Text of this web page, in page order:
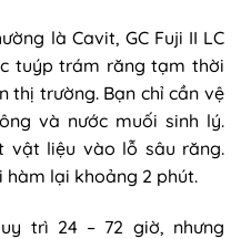
là Cavit, GC Fuji II LC
tuýp trám răng tạm thời
thị trường. Bạn chỉ cần vệ
và nước muối sinh lý.
vật liệu vào lỗ sâu răng.
hàm lại khoảng 2 phút.
trì 24 – 72 giờ, nhưng